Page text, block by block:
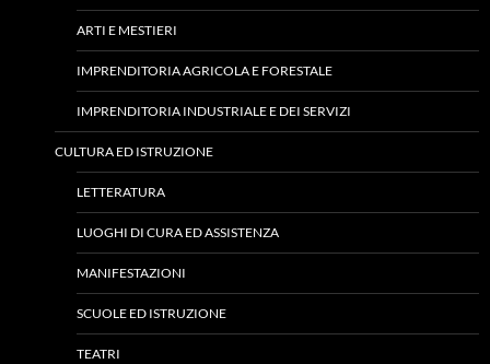
ARTI E MESTIERI
IMPRENDITORIA AGRICOLA E FORESTALE
IMPRENDITORIA INDUSTRIALE E DEI SERVIZI
CULTURA ED ISTRUZIONE
LETTERATURA
LUOGHI DI CURA ED ASSISTENZA
MANIFESTAZIONI
SCUOLE ED ISTRUZIONE
TEATRI